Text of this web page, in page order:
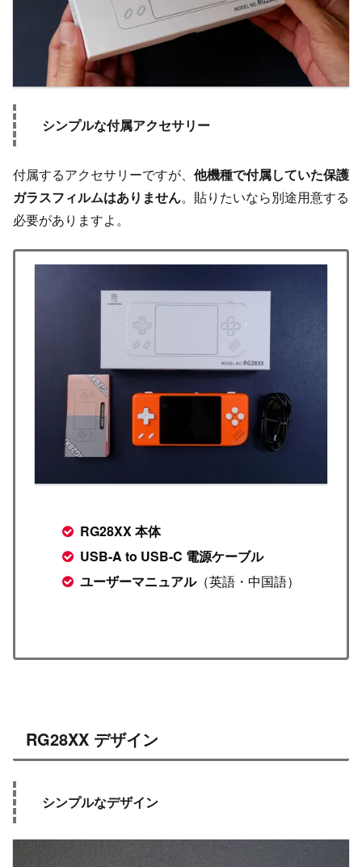
シンプルな付属アクセサリー
付属するアクセサリーですが、 他機種で付属していた保護
ガラスフィルムはありません。貼りたいなら別途用意する
必要がありますよ。
RG28XX 本体
USB-A to USB-C 電源ケーブル
ユーザーマニュアル（英語・中国語）
RG28XX デザイン
シンプルなデザイン